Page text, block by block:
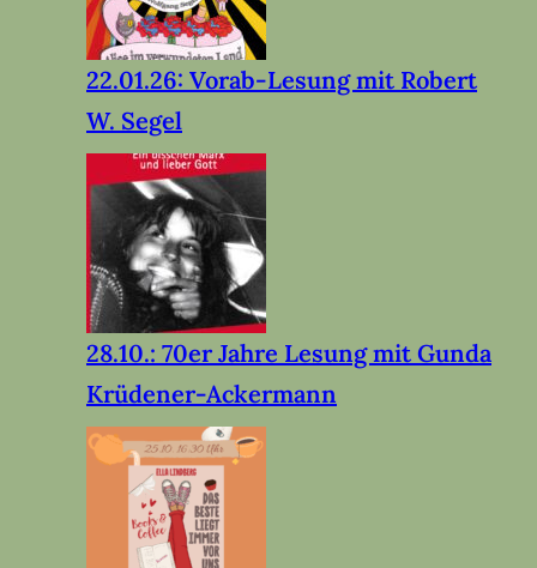
22.01.26: Vorab-Lesung mit Robert
W. Segel
28.10.: 70er Jahre Lesung mit Gunda
Krüdener-Ackermann